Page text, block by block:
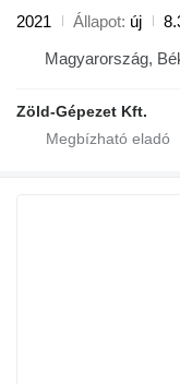
2021
Állapot új
Magyarország,
Zöld-Gépezet Kft.